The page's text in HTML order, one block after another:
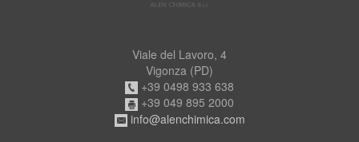
Viale del Lavoro, 4
Vigonza (PD)
+39 0498 933 638
+39 049 895 2000
info@alenchimica.com